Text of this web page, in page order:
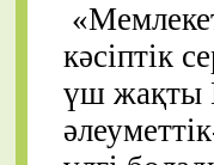
кәсіптік
үш жақты